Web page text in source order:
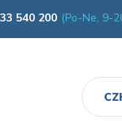
540 200 (Po-Ne, 9-